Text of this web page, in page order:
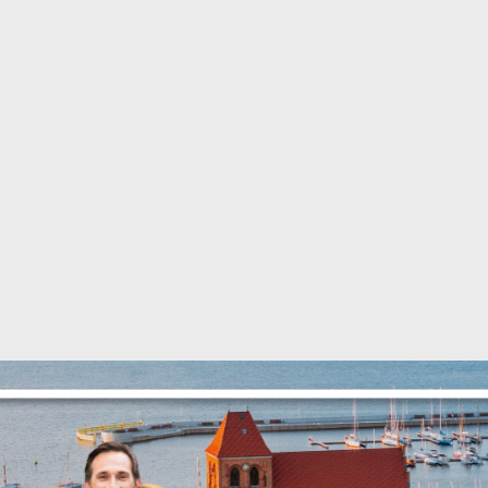
Twoją prywatność. Możesz zmienić ustawienia cookies
zaakceptować je wszystkie. W dowolnym momencie możesz
zmiany swoich ustawień.